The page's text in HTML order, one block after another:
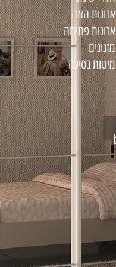
ארונות הזזה
ארונות פתיחה
מזנונים
מיטות נסיכה